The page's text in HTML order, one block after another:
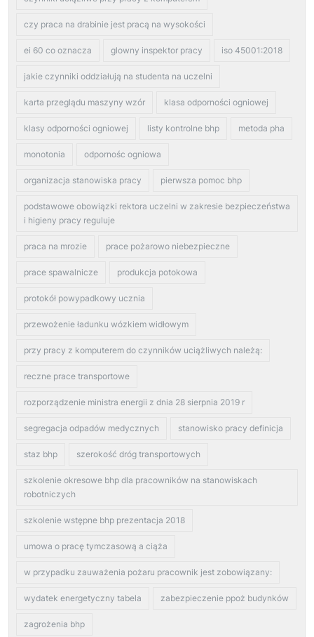
czy praca na drabinie jest pracą na wysokości
ei 60 co oznacza glowny inspektor pracy iso 45001:2018
jakie czynniki oddziałują na studenta na uczelni
karta przeglądu maszyny wzór klasa odporności ogniowej
klasy odporności ogniowej listy kontrolne bhp metoda pha
monotonia odpornośc ogniowa
organizacja stanowiska pracy pierwsza pomoc bhp
podstawowe obowiązki rektora uczelni w zakresie bezpieczeństwa
i higieny pracy reguluje
praca na mrozie prace pożarowo niebezpieczne
prace spawalnicze produkcja potokowa
protokół powypadkowy ucznia
przewożenie ładunku wózkiem widłowym
przy pracy z komputerem do czynników uciążliwych należą:
reczne prace transportowe
rozporządzenie ministra energii z dnia 28 sierpnia 2019 r
segregacja odpadów medycznych stanowisko pracy definicja
staz bhp szerokość dróg transportowych
szkolenie okresowe bhp dla pracowników na stanowiskach
robotniczych
szkolenie wstępne bhp prezentacja 2018
umowa o pracę tymczasową a ciąża
w przypadku zauważenia pożaru pracownik jest zobowiązany:
wydatek energetyczny tabela zabezpieczenie ppoż budynków
zagrożenia bhp